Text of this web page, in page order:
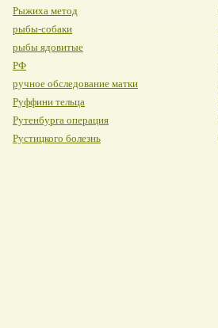
Рыжиха метод
рыбы-собаки
рыбы ядовитые
РФ
ручное обследование матки
Руффини тельца
Рутенбурга операция
Рустицкого болезнь